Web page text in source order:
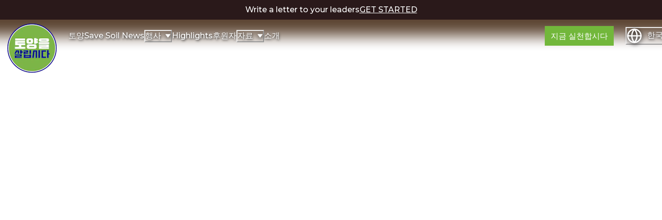
Write a letter to your leadersGET STARTED
토양Save Soil News행사 Highlights후원자자료 소개 지금 실천합시다 한